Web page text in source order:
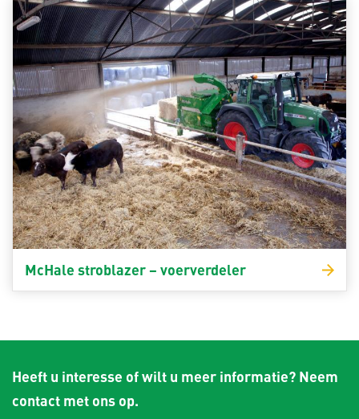
McHale stroblazer – voerverdeler
Heeft u interesse of wilt u meer informatie? Neem
contact met ons op.